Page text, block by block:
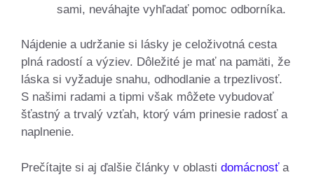
sami, neváhajte vyhľadať pomoc odborníka.
Nájdenie a udržanie si lásky je celoživotná cesta
plná radostí a výziev. Dôležité je mať na pamäti, že
láska si vyžaduje snahu, odhodlanie a trpezlivosť.
S našimi radami a tipmi však môžete vybudovať
šťastný a trvalý vzťah, ktorý vám prinesie radosť a
naplnenie.
Prečítajte si aj ďalšie články v oblasti domácnosťa